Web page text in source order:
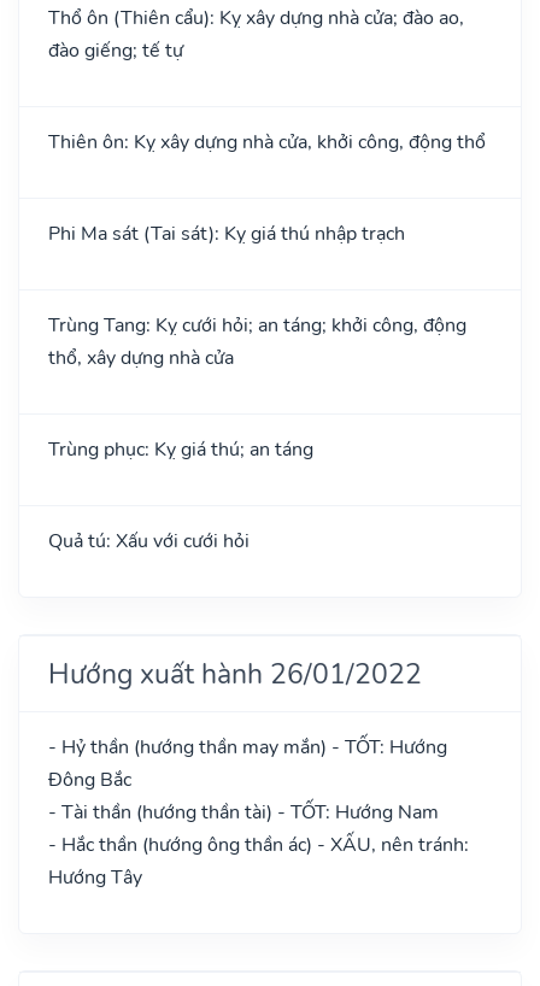
Thổ ôn (Thiên cẩu): Kỵ xây dựng nhà cửa; đào ao,
đào giếng; tế tự
Thiên ôn: Kỵ xây dựng nhà cửa, khởi công, động thổ
Phi Ma sát (Tai sát): Kỵ giá thú nhập trạch
Trùng Tang: Kỵ cưới hỏi; an táng; khởi công, động
thổ, xây dựng nhà cửa
Trùng phục: Kỵ giá thú; an táng
Quả tú: Xấu với cưới hỏi
Hướng xuất hành 26/01/2022
- Hỷ thần (hướng thần may mắn) - TỐT: Hướng
Đông Bắc
- Tài thần (hướng thần tài) - TỐT: Hướng Nam
- Hắc thần (hướng ông thần ác) - XẤU, nên tránh:
Hướng Tây